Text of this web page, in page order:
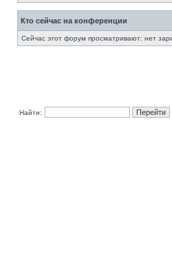
Кто сейчас на конференции
Сейчас этот форум просматривают: нет
Найти: